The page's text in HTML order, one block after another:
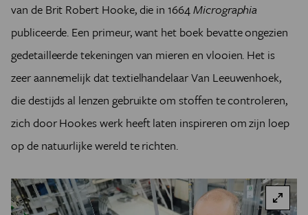
van de Brit Robert Hooke, die in 1664Micrographia
publiceerde. Een primeur, want het boek bevatte ongezien
gedetailleerde tekeningen van mieren en vlooien. Het is
zeer aannemelijk dat textielhandelaar Van Leeuwenhoek,
die destijds al lenzen gebruikte om stoffen te controleren,
zich door Hookes werk heeft laten inspireren om zijn loep
op de natuurlijke wereld te richten.